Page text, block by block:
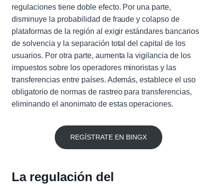
regulaciones tiene doble efecto. Por una parte,
disminuye la probabilidad de fraude y colapso de
plataformas de la región al exigir estándares bancarios
de solvencia y la separación total del capital de los
usuarios. Por otra parte, aumenta la vigilancia de los
impuestos sobre los operadores minoristas y las
transferencias entre países. Además, establece el uso
obligatorio de normas de rastreo para transferencias,
eliminando el anonimato de estas operaciones.
REGÍSTRATE EN BINGX
La regulación del